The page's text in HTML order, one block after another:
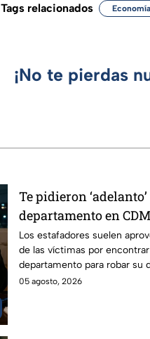
Tags relacionados
¡No te pierdas
Te pidieron
departamento en
dinero con las falsas
sociales
Los estafadores suelen
de las víctimas por
departamento para robar su
personales.
05 agosto, 2026